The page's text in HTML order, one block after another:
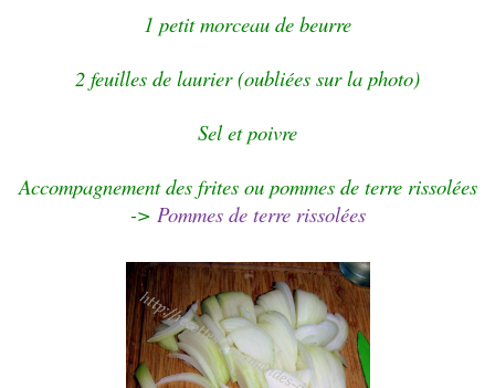
1 petit morceau de beurre
2 feuilles de laurier (oubliées sur la photo)
Sel et poivre
Accompagnement des frites ou pommes de terre rissolées
-> Pommes de terre rissolées